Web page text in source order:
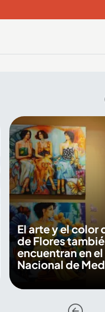
El arte y el color
de Flores
encuentran en
Nacional de